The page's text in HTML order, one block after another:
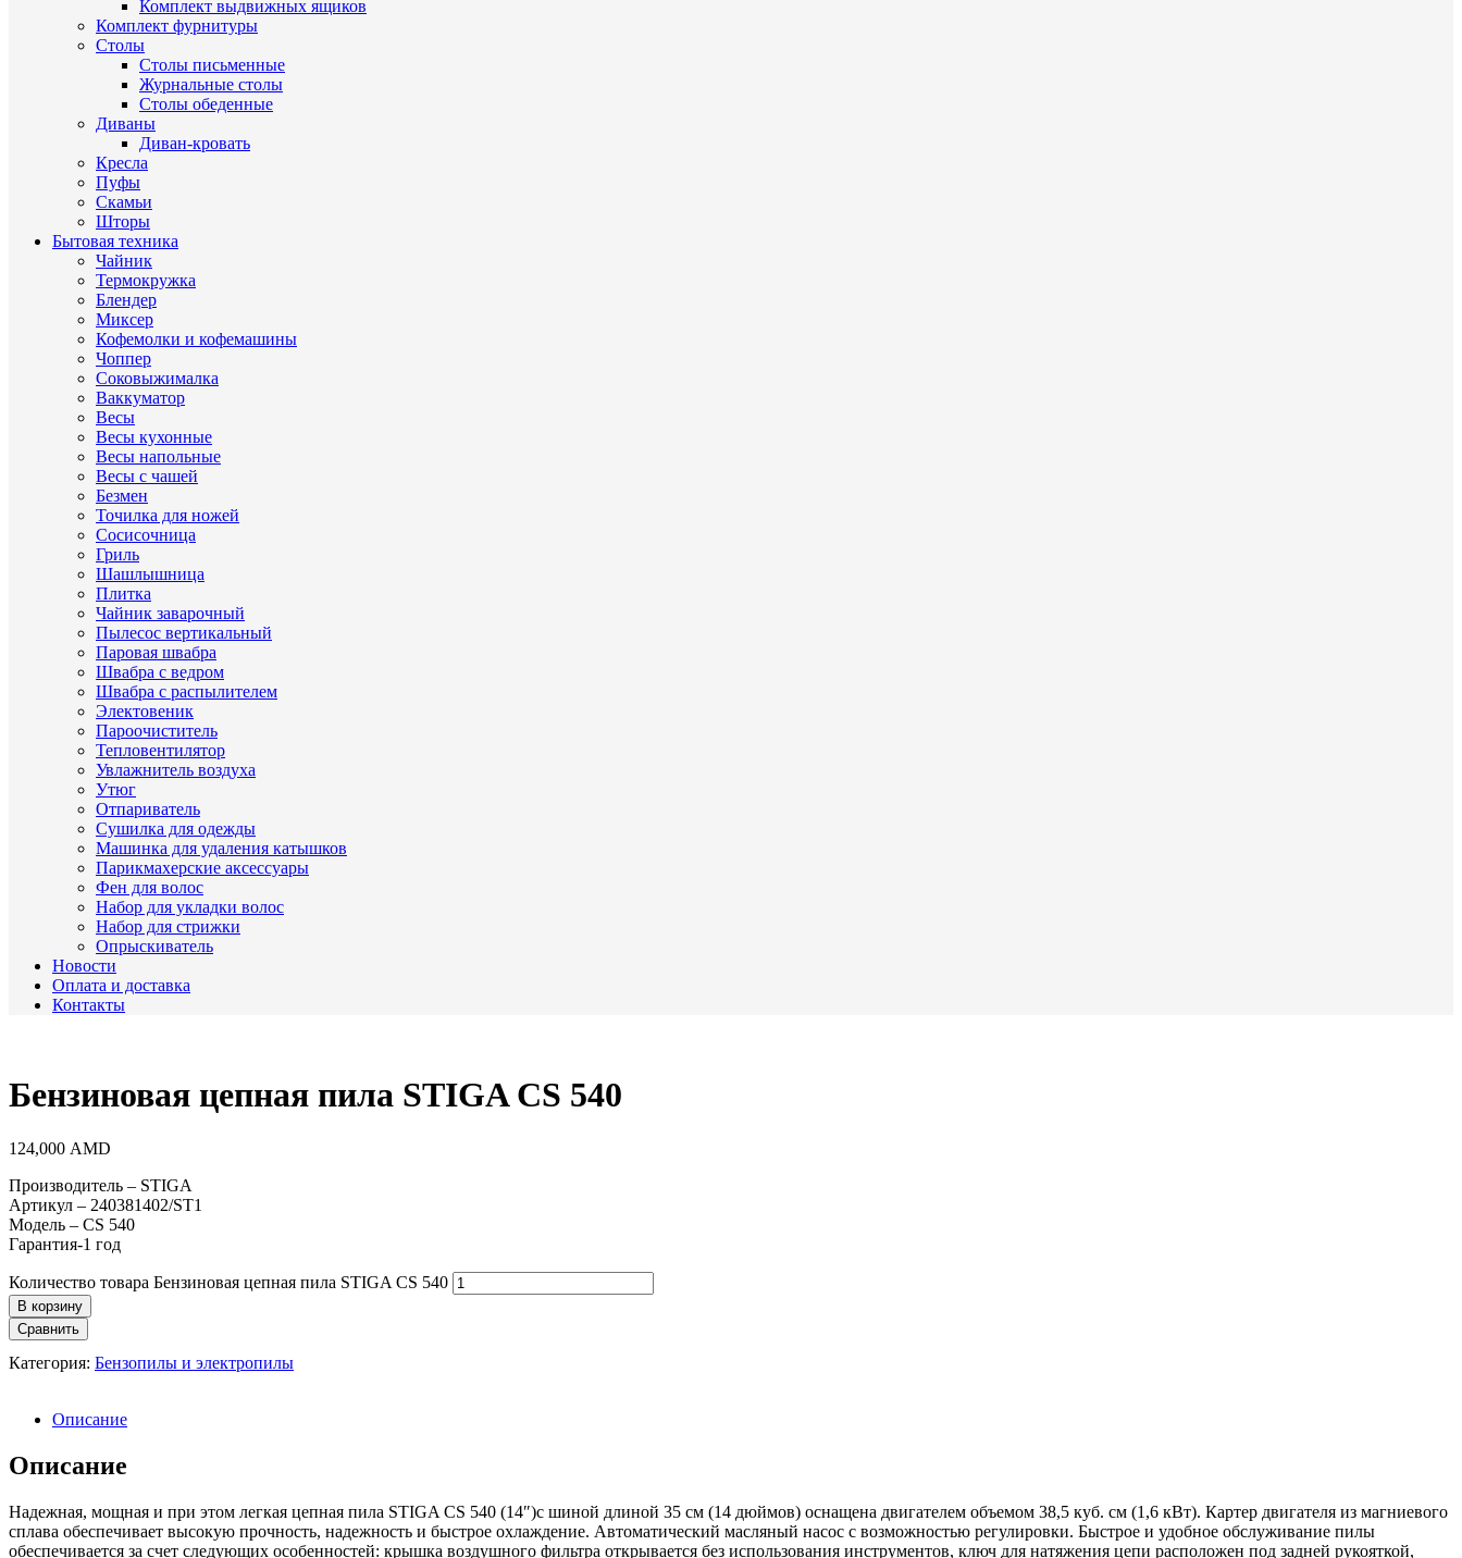
Комплект выдвижных ящиков
Комплект фурнитуры
Столы
Столы письменные
Журнальные cтолы
Столы обеденные
Диваны
Диван-кровать
Кресла
Пуфы
Скамьи
Шторы
Бытовая техника
Чайник
Термокружка
Блендер
Миксер
Кофемолки и кофемашины
Чоппер
Соковыжималка
Ваккуматор
Весы
Весы кухонные
Весы напольные
Весы с чашей
Безмен
Точилка для ножей
Сосисочница
Гриль
Шашлышница
Плитка
Чайник заварочный
Пылесос вертикальный
Паровая швабра
Швабра с ведром
Швабра с распылителем
Электовеник
Пароочиститель
Тепловентилятор
Увлажнитель воздуха
Утюг
Отпариватель
Сушилка для одежды
Машинка для удаления катышков
Парикмахерские аксессуары
Фен для волос
Набор для укладки волос
Набор для стрижки
Опрыскиватель
Новости
Оплата и доставка
Контакты
Бензиновая цепная пила STIGA CS 540
124,000 AMD
Производитель – STIGA
Артикул – 240381402/ST1
Модель – CS 540
Гарантия-1 год
Количество товара Бензиновая цепная пила STIGA CS 540
В корзину
Сравнить
Категория: Бензопилы и электропилы
Описание
Описание
Надежная, мощная и при этом легкая цепная пила STIGA CS 540 (14″)с шиной длиной 35 см (14 дюймов) оснащена двигателем объемом 38,5 куб. см (1,6 кВт). Картер двигателя из магниевого
сплава обеспечивает высокую прочность, надежность и быстрое охлаждение. Автоматический масляный насос с возможностью регулировки. Быстрое и удобное обслуживание пилы
обеспечивается за счет следующих особенностей: крышка воздушного фильтра открывается без использования инструментов, ключ для натяжения цепи расположен под задней рукояткой,